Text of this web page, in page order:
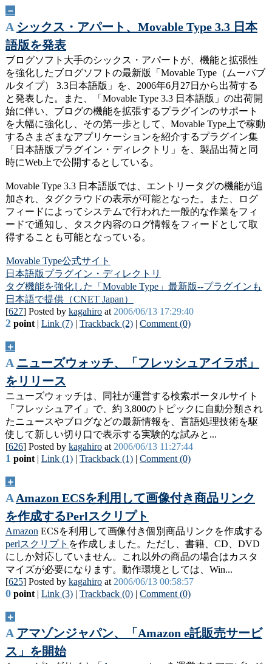
－
A シックス・アパート、Movable Type 3.3 日本
語版を発表
ブログソフト大手のシックス・アパートが、機能と拡張性
を強化したブログソフトの最新版「Movable Type（ムーバブ
ルタイプ） 3.3日本語版」を、2006年6月27日から出荷する
と発表した。また、「Movable Type 3.3 日本語版」の出荷開
始に伴い、ブログの機能を拡張するプラグインのサポート
を大幅に強化し、その第一歩として、Movable Type上で稼動
するさまざまなアプリケーションを紹介するプラグイン集
「日本語版プラグイン・ディレクトリ」を、製品出荷と同
時にWeb上で公開するとしている。
Movable Type 3.3 日本語版では、エントリータグの機能が追
加され、タグクラウドの表示が可能となった。また、ログ
フィードによってシステムで行われた一般的な作業をフィ
ードで通知し、タスク内容のログ情報をフィードとして取
得することも可能となっている。
Movable Type公式サイト
日本語版プラグイン・ディレクトリ
タグ機能を強化した「Movable Type」最新版--プラグインも
日本語で提供（CNET Japan）
[627] Posted by kagahiroat 2006/06/13 17:29:40
2point| Link (7)| Trackback (2)| Comment (0)
＋
A ニューズウォッチ、「フレッシュアイラボ」
をリリース
ニューズウォッチは、同社が運営する検索ポータルサイト
「フレッシュアイ」で、約 3,800のトピックに自動分類され
たニュースやブログなどの最新情報を、言語処理技術を駆
使して新しい切り口で表示する実験的な試みと...
[626] Posted by kagahiroat 2006/06/13 11:27:44
1 point| Link (1)| Trackback (1)| Comment (0)
＋
A Amazon ECSを利用して画像付き商品リンク
を作成するPerlスクリプト
Amazon ECSを利用して画像付き個別商品リンクを作成する
perlスクリプト を作成しました。ただし、書籍、CD、DVD
にしか対応していません。これ以外の商品の場合はカスタ
マイズが必要になります。動作環境としては、Win...
[625] Posted by kagahiroat 2006/06/13 00:58:57
0point| Link (3)| Trackback (0)| Comment (0)
＋
A アマゾンジャパン、「Amazon e託販売サービ
ス」を開始